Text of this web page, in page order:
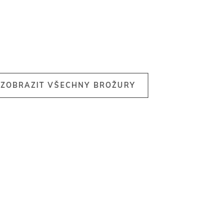
ZOBRAZIT VŠECHNY BROŽURY